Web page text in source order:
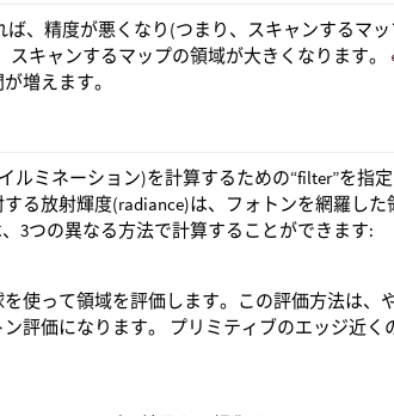
、精度が悪くなり(つまり、スキャンするマ
キャンするマップの領域が大きくなります。
増えます。
ルミネーション)を計算するための“filter”を指
る放射輝度(radiance)は、フォトンを網羅した
3つの異なる方法で計算することができます:
使って領域を評価します。この評価方法は、
評価になります。 プリミティブのエッジ近く